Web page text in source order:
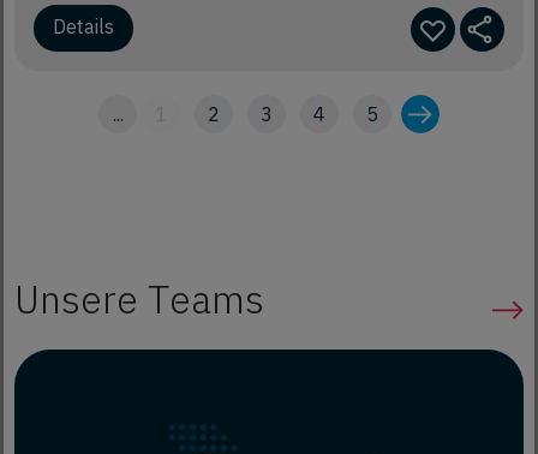
Details
... 1 2 3 4 5
Unsere Teams